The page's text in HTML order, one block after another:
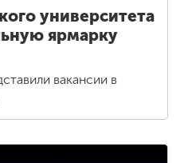
университета
ярмарку
вакансии в